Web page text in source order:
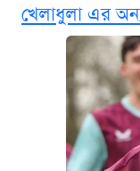
ভাতা
ঢাবির
আটক
দেশের
খেলাধুলা এর